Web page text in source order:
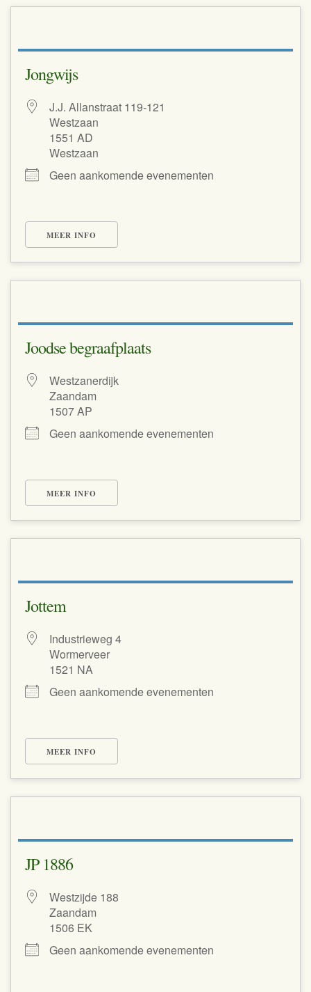
Jongwijs
J.J. Allanstraat 119-121
Westzaan
1551 AD
Westzaan
Geen aankomende evenementen
MEER INFO
Joodse begraafplaats
Westzanerdijk
Zaandam
1507 AP
Geen aankomende evenementen
MEER INFO
Jottem
Industrieweg 4
Wormerveer
1521 NA
Geen aankomende evenementen
MEER INFO
JP 1886
Westzijde 188
Zaandam
1506 EK
Geen aankomende evenementen